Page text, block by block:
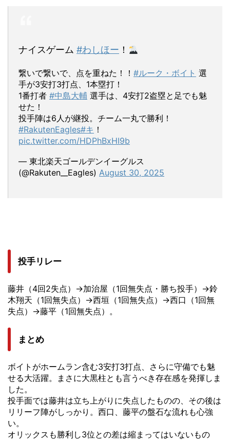
ナイスゲーム #わしほー ！
繋いで繋いで、点を重ねた！！ #ルーク・ボイト 選
手が3安打3打点、1本塁打！
1番打者 #中島大輔 選手は、4安打2盗塁と足でも魅
せた！
投手陣は6人が継投。チーム一丸で勝利！
#RakutenEagles#キ ！
pic.twitter.com/HDPhBxHI9b
— 東北楽天ゴールデンイーグルス
(@Rakuten__Eagles) August 30, 2025
投手リレー
藤井（4回2失点）→加治屋（1回無失点・勝ち投手）→鈴
木翔天（1回無失点）→西垣（1回無失点）→西口（1回無
失点）→藤平（1回無失点）。
まとめ
ボイトがホームラン含む3安打3打点、さらに守備でも魅
せる大活躍。まさに大黒柱とも言うべき存在感を発揮しま
した。
投手面では藤井は立ち上がりに失点したものの、その後は
リリーフ陣がしっかり。西口、藤平の盤石な流れも心強
い。
オリックスも勝利し3位との差は縮まってはいないもの